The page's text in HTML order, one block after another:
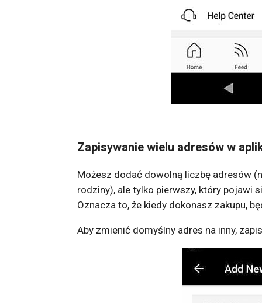
Zapisywanie wielu adresów w
Możesz dodać dowolną liczbę adresów
rodziny), ale tylko pierwszy, który pojawi
Oznacza to, że kiedy dokonasz zakupu,
Aby zmienić domyślny adres na inny,